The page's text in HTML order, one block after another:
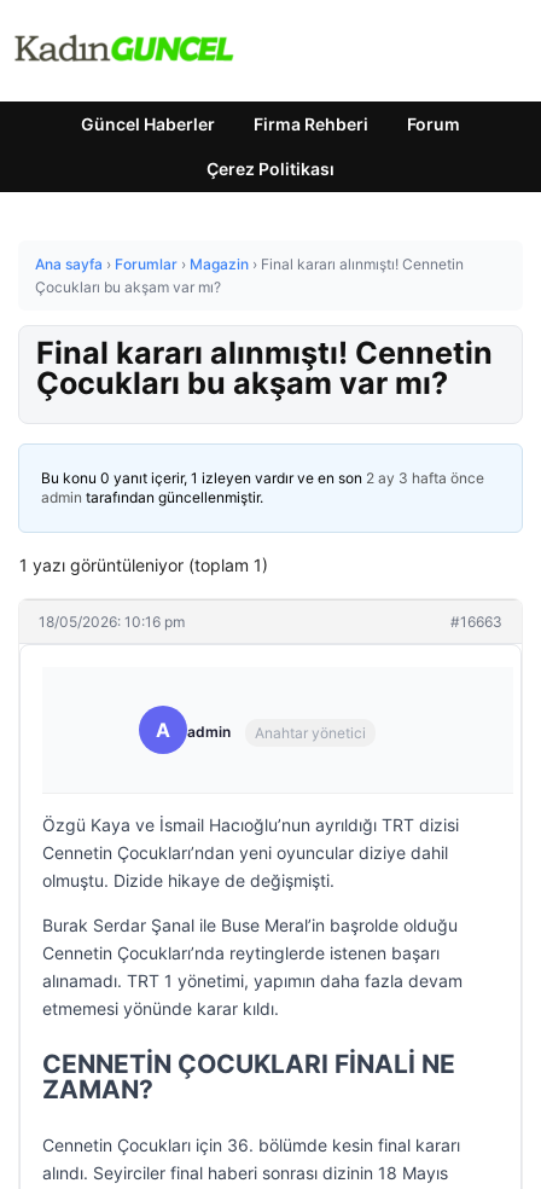
Güncel Haberler Firma Rehberi Forum
Çerez Politikası
Ana sayfa › Forumlar › Magazin › Final kararı alınmıştı! Cennetin
Çocukları bu akşam var mı?
Final kararı alınmıştı! Cennetin
Çocukları bu akşam var mı?
Bu konu 0 yanıt içerir, 1 izleyen vardır ve en son 2 ay 3 hafta önce
admin tarafından güncellenmiştir.
1 yazı görüntüleniyor (toplam 1)
18/05/2026: 10:16 pm #16663
A admin Anahtar yönetici
Özgü Kaya ve İsmail Hacıoğlu’nun ayrıldığı TRT dizisi
Cennetin Çocukları’ndan yeni oyuncular diziye dahil
olmuştu. Dizide hikaye de değişmişti.
Burak Serdar Şanal ile Buse Meral’in başrolde olduğu
Cennetin Çocukları’nda reytinglerde istenen başarı
alınamadı. TRT 1 yönetimi, yapımın daha fazla devam
etmemesi yönünde karar kıldı.
CENNETİN ÇOCUKLARI FİNALİ NE
ZAMAN?
Cennetin Çocukları için 36. bölümde kesin final kararı
alındı. Seyirciler final haberi sonrası dizinin 18 Mayıs